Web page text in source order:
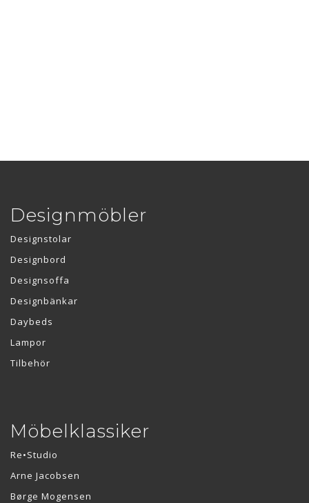
Designmöbler
Designstolar
Designbord
Designsoffa
Designbänkar
Daybeds
Lampor
Tilbehör
Möbelklassiker
Re•Studio
Arne Jacobsen
Børge Mogensen